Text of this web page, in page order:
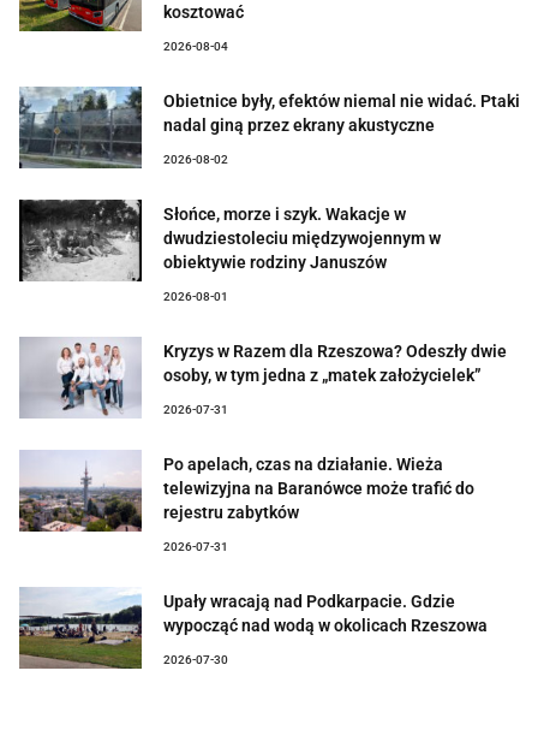
kosztować
2026-08-04
Obietnice były, efektów niemal nie widać. Ptaki
nadal giną przez ekrany akustyczne
2026-08-02
Słońce, morze i szyk. Wakacje w
dwudziestoleciu międzywojennym w
obiektywie rodziny Januszów
2026-08-01
Kryzys w Razem dla Rzeszowa? Odeszły dwie
osoby, w tym jedna z „matek założycielek”
2026-07-31
Po apelach, czas na działanie. Wieża
telewizyjna na Baranówce może trafić do
rejestru zabytków
2026-07-31
Upały wracają nad Podkarpacie. Gdzie
wypocząć nad wodą w okolicach Rzeszowa
2026-07-30